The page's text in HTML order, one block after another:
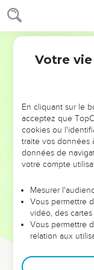
NE
ET SI LEURS
leur foi ou leur
et les saisons
Dans cette
clés pour avancer
Votre
En cliquant sur le
acceptez que
cookies ou
traite vos données
données de
votre compte
Mesurer
Vous permettre
vidéo, des
Vous permettre
relation aux